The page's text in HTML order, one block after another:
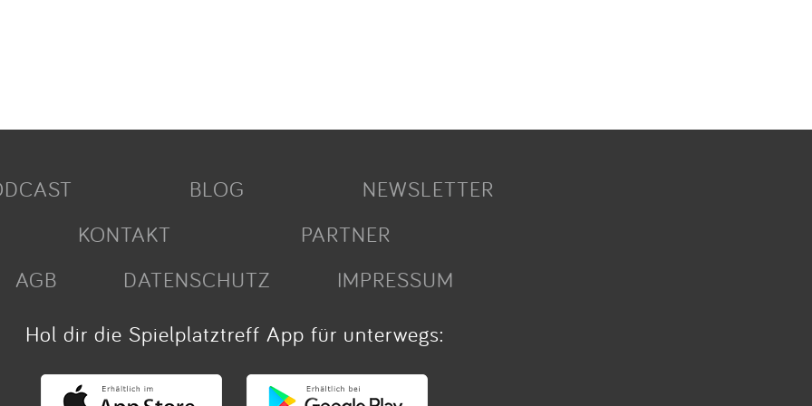
BLOG
NEWSLETTER
KONTAKT
PARTNER
AGB
DATENSCHUTZ
IMPRESSUM
Hol dir die Spielplatztreff App für unterwegs: